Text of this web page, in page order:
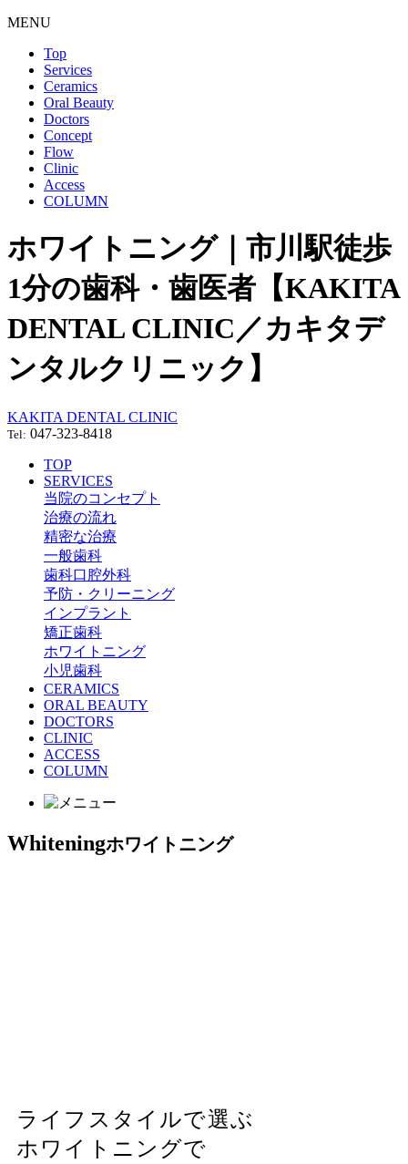
MENU
Top
Services
Ceramics
Oral Beauty
Doctors
Concept
Flow
Clinic
Access
COLUMN
ホワイトニング｜市川駅徒歩
1分の歯科・歯医者【KAKITA
DENTAL CLINIC／カキタデ
ンタルクリニック】
KAKITA DENTAL CLINIC
Tel: 047-323-8418
TOP
SERVICES
当院のコンセプト
治療の流れ
精密な治療
一般歯科
歯科口腔外科
予防・クリーニング
インプラント
矯正歯科
ホワイトニング
小児歯科
CERAMICS
ORAL BEAUTY
DOCTORS
CLINIC
ACCESS
COLUMN
Whiteningホワイトニング
ライフスタイルで選ぶ
ホワイトニングで